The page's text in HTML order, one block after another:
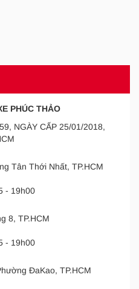
PHÚC THẢO
NGÀY CẤP 25/01/2018,
Tân Thới Nhất, TP.HCM
- 19h00
8, TP.HCM
- 19h00
ĐaKao, TP.HCM